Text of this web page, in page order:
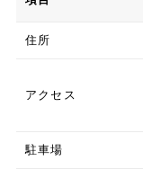
住所
アクセス
駐車場